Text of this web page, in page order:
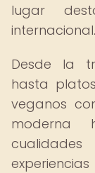
lugar
internacional.
Desde la
hasta
veganos
moderna